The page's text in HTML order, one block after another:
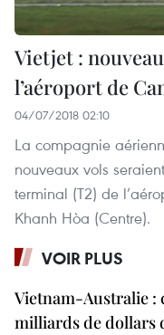
Vietjet :
l’aéroport de
04/07/2018 02:10
La compagnie
nouveaux vols
terminal (T2) de
Khanh Hòa (Centre).
VOIR PLUS
Vietnam-Australie :
milliards de dollars